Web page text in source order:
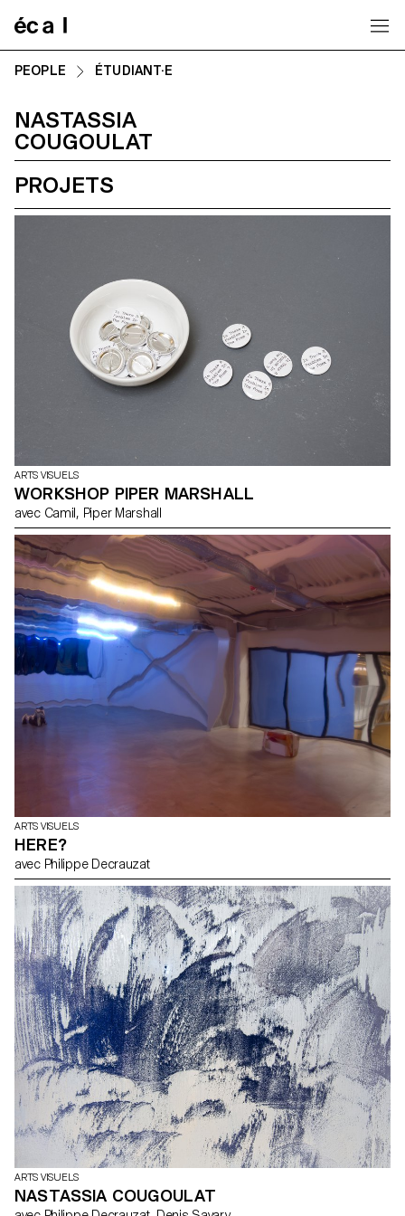
PEOPLE ÉTUDIANT·E
NASTASSIA
COUGOULAT
PROJETS
ARTS VISUELS
WORKSHOP PIPER MARSHALL
avec Camil, Piper Marshall
ARTS VISUELS
HERE?
avec Philippe Decrauzat
ARTS VISUELS
NASTASSIA COUGOULAT